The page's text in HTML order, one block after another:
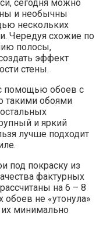
сегодня можно
и необычны
нескольких
Чередуя схожие по
полосы,
эффект
стены.
помощью обоев с
такими обоями
и яркий
лучше подходит
под покраску из
фактурных
на 6 – 8
не «утонула»
минимально